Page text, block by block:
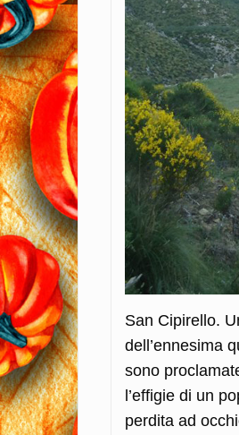
San Cipirello.
dell’ennesima
sono
l’effigie di un
perdita ad